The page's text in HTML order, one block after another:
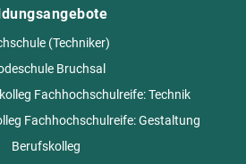
(Techniker)
Bruchsal
Fachhochschulreife: Technik
Fachhochschulreife: Gestaltung
Berufskolleg